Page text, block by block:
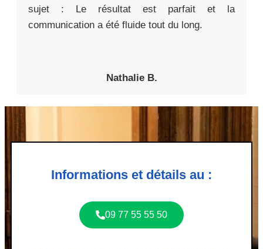
sujet : Le résultat est parfait et la
communication a été fluide tout du long.
Nathalie B.
Informations et détails au :
09 77 55 55 50